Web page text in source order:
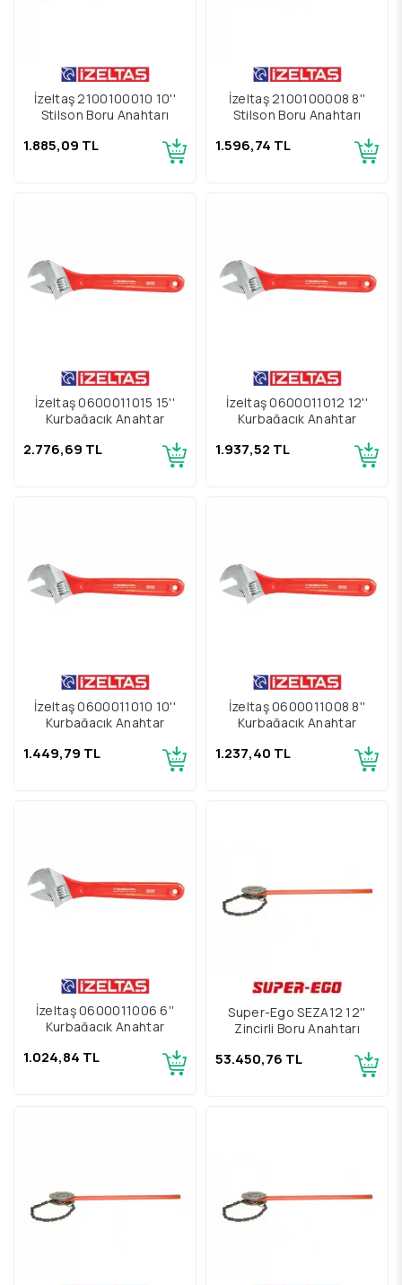
İzeltaş 2100100010 10''
Stilson Boru Anahtarı
1.885,09 TL
İzeltaş 2100100008 8''
Stilson Boru Anahtarı
1.596,74 TL
İzeltaş 0600011015 15''
Kurbağacık Anahtar
2.776,69 TL
İzeltaş 0600011012 12''
Kurbağacık Anahtar
1.937,52 TL
İzeltaş 0600011010 10''
Kurbağacık Anahtar
1.449,79 TL
İzeltaş 0600011008 8''
Kurbağacık Anahtar
1.237,40 TL
İzeltaş 0600011006 6''
Kurbağacık Anahtar
1.024,84 TL
Super-Ego SEZA12 12''
Zincirli Boru Anahtarı
53.450,76 TL